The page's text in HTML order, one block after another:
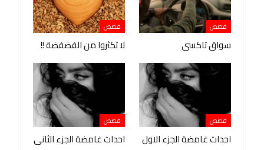
قصص
سواق تاكسى
قصص
لا تكثروا من الفضفضة !!
قصص
احداث غامضة الجزء الاول
قصص
احداث غامضة الجزء الثانى